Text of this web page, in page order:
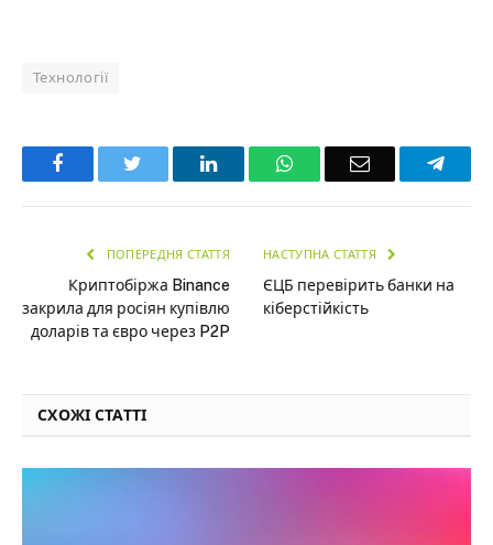
Технології
Facebook LinkedInWhatsAppEmail
ПОПЕРЕДНЯ СТАТТЯ
Криптобіржа Binance
закрила для росіян купівлю
доларів та євро через P2P
НАСТУПНА СТАТТЯ
ЄЦБ перевірить банки на
кіберстійкість
СХОЖІ СТАТТІ